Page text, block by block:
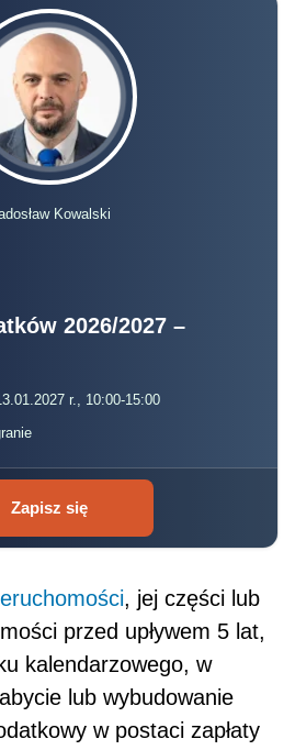
Kowalski
2026/2027 –
r., 10:00-15:00
Zapisz się
, jej części lub
przed upływem 5 lat,
kalendarzowego, w
lub wybudowanie
w postaci zapłaty